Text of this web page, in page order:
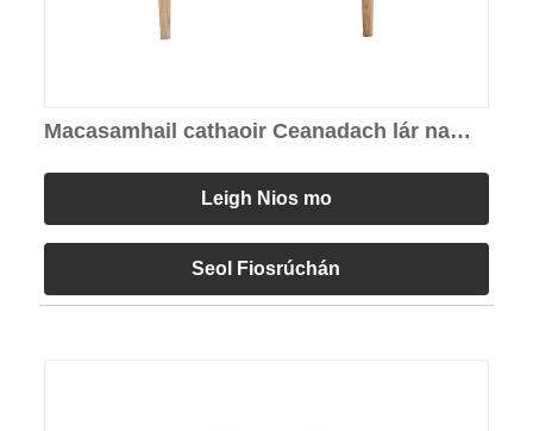
Macasamhail cathaoir Ceanadach lár na
Leigh Nios mo
Seol Fiosrúchán